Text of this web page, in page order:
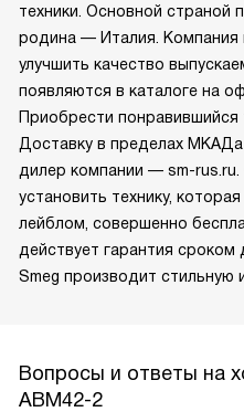
техники. Основной страной
родина — Италия. Компания
улучшить качество
появляются в каталоге на
Приобрести понравившийся
Доставку в пределах
дилер компании — sm-
установить технику,
лейблом, совершенно
действует гарантия
Smeg производит стильную
Вопросы и ответы на
ABM42-2